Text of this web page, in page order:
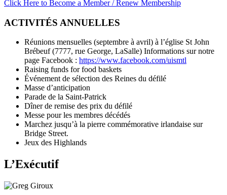
Click Here to Become a Member / Renew Membership
ACTIVITÉS ANNUELLES
Réunions mensuelles (septembre à avril) à l’église St John
Brébeuf (7777, rue George, LaSalle) Informations sur notre
page Facebook : https://www.facebook.com/uismtl
Raising funds for food baskets
Événement de sélection des Reines du défilé
Masse d’anticipation
Parade de la Saint-Patrick
Dîner de remise des prix du défilé
Messe pour les membres décédés
Marchez jusqu’à la pierre commémorative irlandaise sur
Bridge Street.
Jeux des Highlands
L’Exécutif